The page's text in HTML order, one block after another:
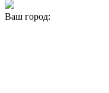
Ваш город: